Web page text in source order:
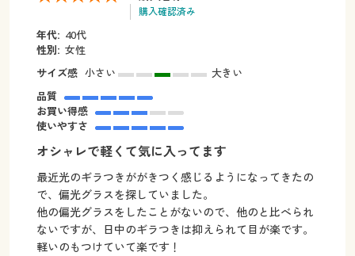
購入確認済み
年代: 40代
性別: 女性
サイズ感 小さい
大きい
品質
お買い得感
使いやすさ
オシャレで軽くて気に入ってます
最近光のギラつきががきつく感じるようになってきたの
で、偏光グラスを探していました。
他の偏光グラスをしたことがないので、他のと比べられ
ないですが、日中のギラつきは抑えられて目が楽です。
軽いのもつけていて楽です！